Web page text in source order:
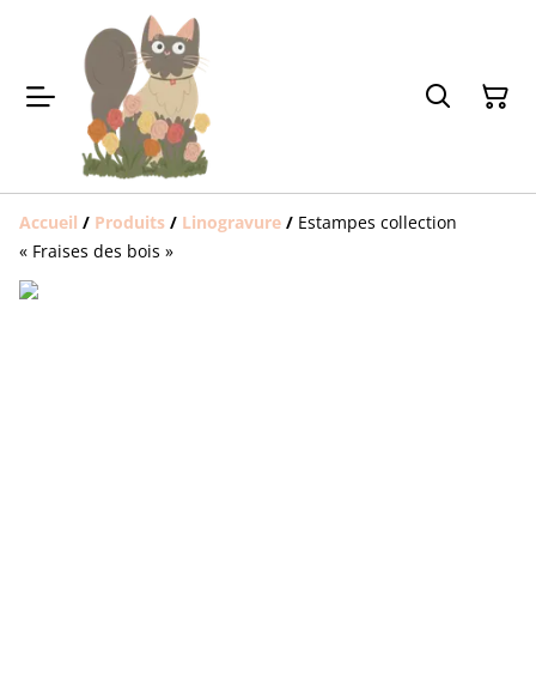
Accueil / Produits / Linogravure / Estampes collection
« Fraises des bois »